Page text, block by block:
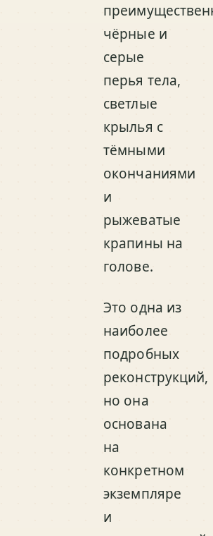
чёрные и
серые
перья тела,
светлые
крылья с
тёмными
окончаниями
и
рыжеватые
крапины на
голове.
Это одна из
наиболее
подробных
реконструкций,
но она
основана
на
конкретном
экземпляре
и